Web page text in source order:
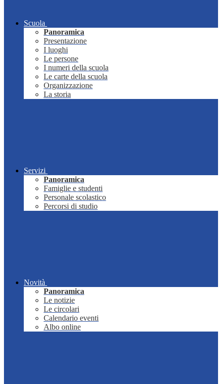
Scuola
Panoramica
Presentazione
I luoghi
Le persone
I numeri della scuola
Le carte della scuola
Organizzazione
La storia
Servizi
Panoramica
Famiglie e studenti
Personale scolastico
Percorsi di studio
Novità
Panoramica
Le notizie
Le circolari
Calendario eventi
Albo online